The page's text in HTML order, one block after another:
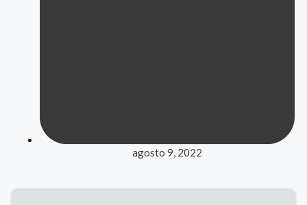
agosto 9, 2022